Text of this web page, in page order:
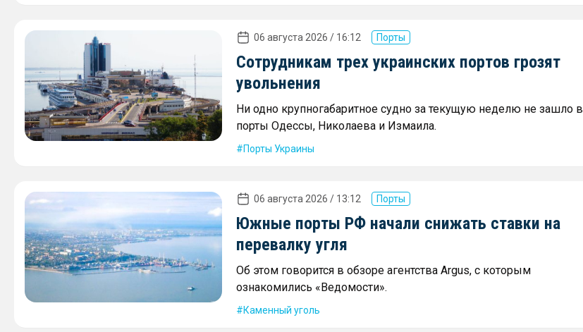
06 августа 2026 / 16:12 Порты
Сотрудникам трех украинских портов грозят
увольнения
Ни одно крупногабаритное судно за текущую неделю не зашло в
порты Одессы, Николаева и Измаила.
Порты Украины
06 августа 2026 / 13:12 Порты
Южные порты РФ начали снижать ставки на
перевалку угля
Об этом говорится в обзоре агентства Argus, с которым
ознакомились «Ведомости».
Каменный уголь